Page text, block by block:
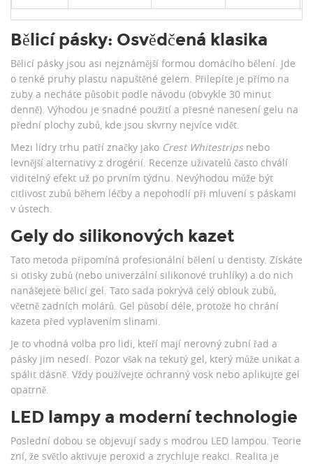
Bělicí pásky: Osvědčená klasika
Bělicí pásky jsou asi nejznámější formou domácího bělení. Jde
o tenké pruhy plastu napuštěné gelem. Přilepíte je přímo na
zuby a necháte působit podle návodu (obvykle 30 minut
denně). Výhodou je snadné použití a přesné nanesení gelu na
přední plochy zubů, kde jsou skvrny nejvíce vidět.
Mezi lídry trhu patří značky jako Crest Whitestrips nebo
levnější alternativy z drogérií. Recenze uživatelů často chválí
viditelný efekt už po prvním týdnu. Nevýhodou může být
citlivost zubů během léčby a nepohodlí při mluvení s páskami
v ústech.
Gely do silikonových kazet
Tato metoda připomíná profesionální bělení u dentisty. Získáte
si otisky zubů (nebo univerzální silikonové truhlíky) a do nich
nanášejete bělicí gel. Tato sada pokrývá celý oblouk zubů,
včetně zadních molárů. Gel působí déle, protože ho chrání
kazeta před vyplavením slinami.
Je to vhodná volba pro lidi, kteří mají nerovný zubní řad a
pásky jim nesedí. Pozor však na tekutý gel, který může unikat a
spálit dásně. Vždy používejte ochranný vosk nebo aplikujte gel
opatrně.
LED lampy a moderní technologie
Poslední dobou se objevují sady s modrou LED lampou. Teorie
zní, že světlo aktivuje peroxid a zrychluje reakci. Realita je